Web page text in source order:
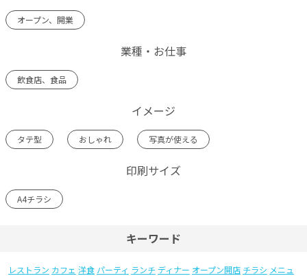
オープン、開業
業種・お仕事
飲食店、食品
イメージ
タテ型 おしゃれ 写真が使える
印刷サイズ
A4チラシ
キーワード
レストラン カフェ 洋食 パーティ ランチ ディナー オープン開店 チラシ メニュ